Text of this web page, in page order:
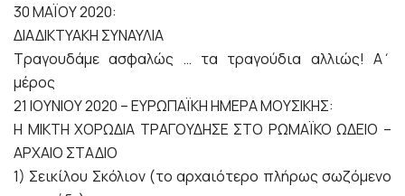
30 ΜΑΪΟΥ 2020:
ΔΙΑΔΙΚΤΥΑΚΗ ΣΥΝΑΥΛΙΑ
Τραγουδάμε ασφαλώς … τα τραγούδια αλλιώς! Α΄
μέρος
21 ΙΟΥΝΙΟΥ 2020 – ΕΥΡΩΠΑΪΚΗ ΗΜΕΡΑ ΜΟΥΣΙΚΗΣ:
Η ΜΙΚΤΗ ΧΟΡΩΔΙΑ ΤΡΑΓΟΥΔΗΣΕ ΣΤΟ ΡΩΜΑΪΚΟ ΩΔΕΙΟ –
ΑΡΧΑΙΟ ΣΤΑΔΙΟ
1) Σεικίλου Σκόλιον (το αρχαιότερο πλήρως σωζόμενο